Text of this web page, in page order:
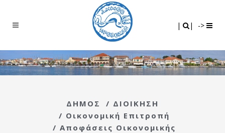
| | ->
ΔΗΜΟΣ / ΔΙΟΙΚΗΣΗ
/ Οικονομική Επιτροπή
/ Αποφάσεις Οικονομικής